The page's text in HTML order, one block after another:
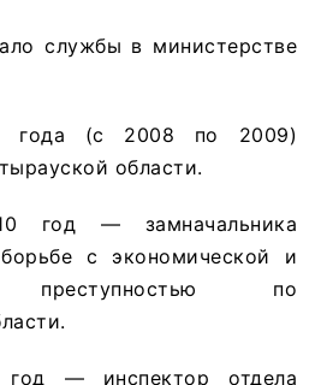
службы в министерстве
года (с 2008 по 2009)
области.
год — замначальника
с экономической и
преступностью по
— инспектор отдела